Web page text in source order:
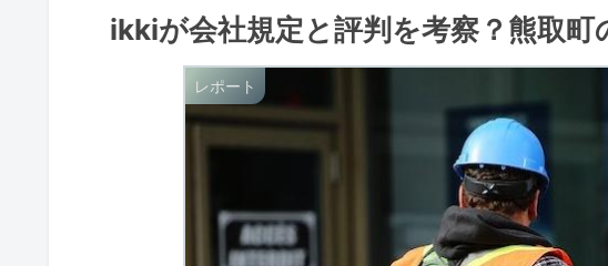
ikkiが会社規定と評判を考察？熊取町
レポート